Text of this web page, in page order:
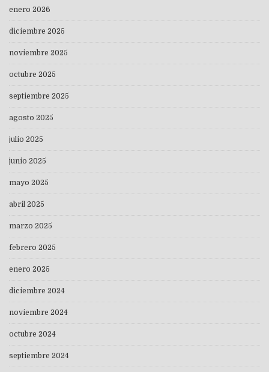
enero 2026
diciembre 2025
noviembre 2025
octubre 2025
septiembre 2025
agosto 2025
julio 2025
junio 2025
mayo 2025
abril 2025
marzo 2025
febrero 2025
enero 2025
diciembre 2024
noviembre 2024
octubre 2024
septiembre 2024